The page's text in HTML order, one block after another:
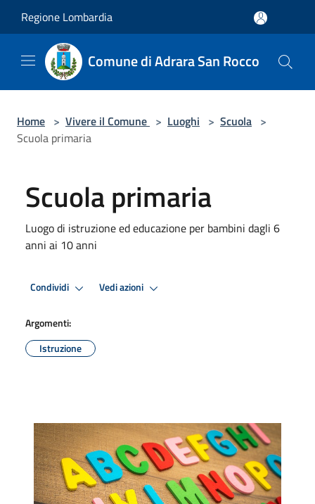
Regione Lombardia
Comune di Adrara San Rocco
Home > Vivere il Comune > Luoghi > Scuola >
Scuola primaria
Scuola primaria
Luogo di istruzione ed educazione per bambini dagli 6
anni ai 10 anni
Condividi Vedi azioni
Argomenti:
Istruzione